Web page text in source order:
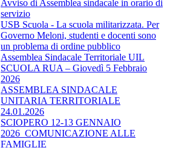
Avviso di Assemblea sindacale in orario di
servizio
USB Scuola - La scuola militarizzata. Per
Governo Meloni, studenti e docenti sono
un problema di ordine pubblico
Assemblea Sindacale Territoriale UIL
SCUOLA RUA – Giovedì 5 Febbraio
2026
ASSEMBLEA SINDACALE
UNITARIA TERRITORIALE
24.01.2026
SCIOPERO 12-13 GENNAIO
2026_COMUNICAZIONE ALLE
FAMIGLIE